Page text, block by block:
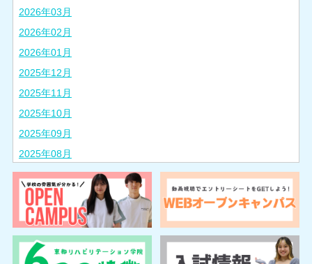
2026年03月
2026年02月
2026年01月
2025年12月
2025年11月
2025年10月
2025年09月
2025年08月
2025年07月
2025年06月
2025年05月
2025年04月
2025年03月